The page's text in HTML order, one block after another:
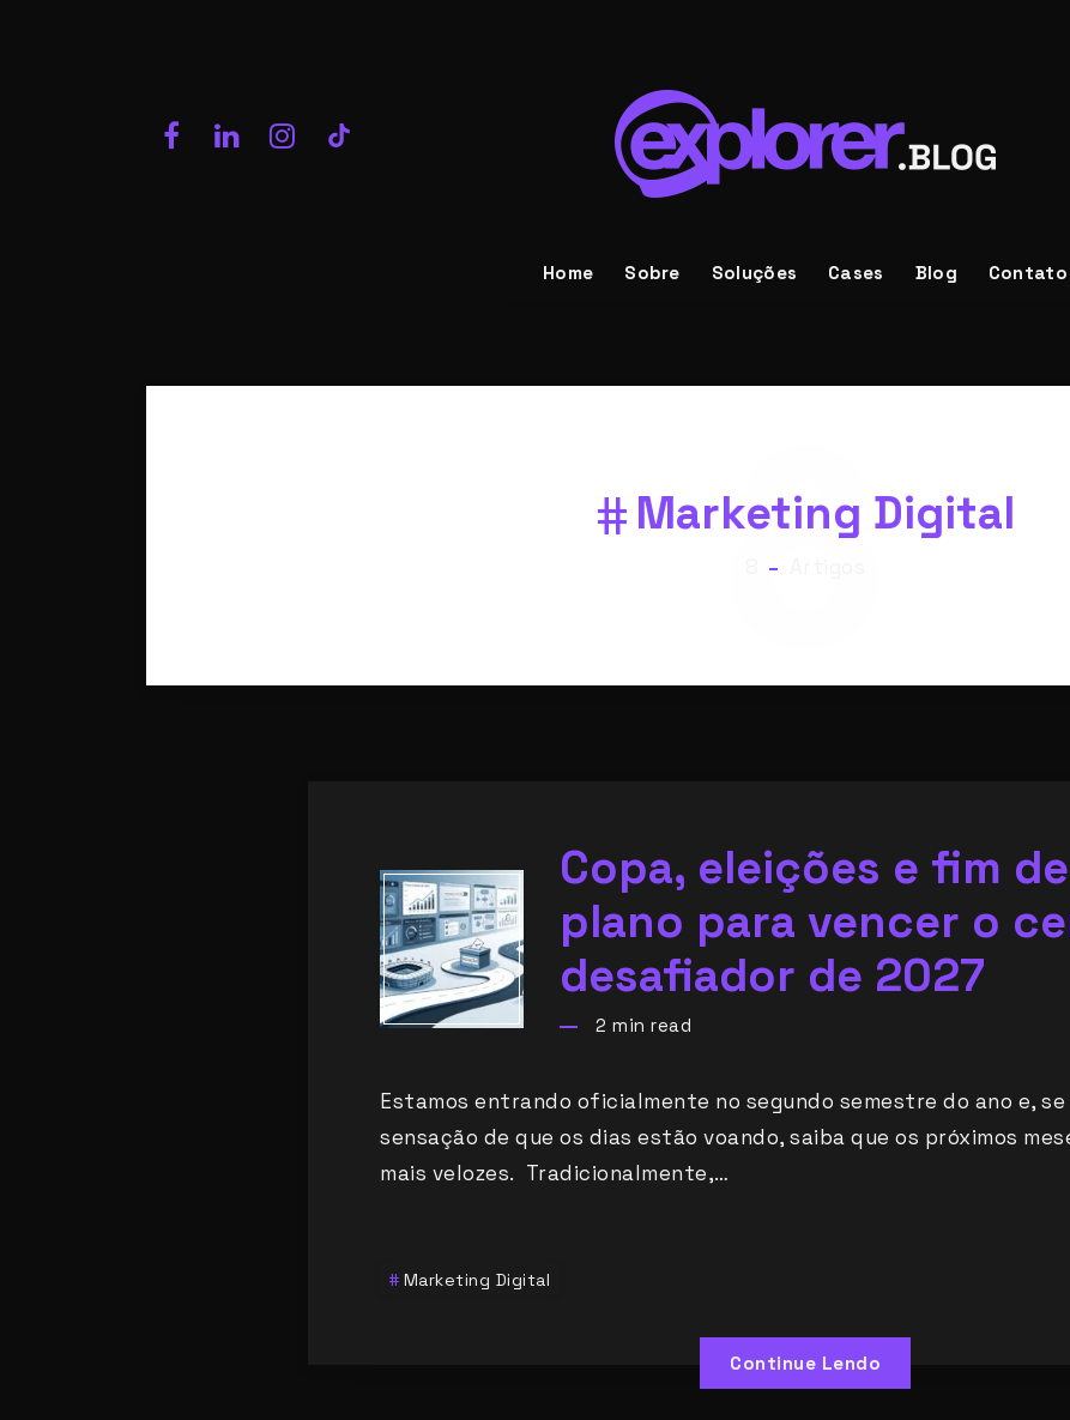
Home Sobre Soluções Cases Blog Contato
Marketing Digital
8
8
Copa, eleições e fim
plano para vencer o
desafiador de 2027
2 min read
Estamos entrando oficialmente no segundo semestre do ano e,
sensação de que os dias estão voando, saiba que os próximos
mais velozes. Tradicionalmente,…
Marketing Digital
Continue Lendo